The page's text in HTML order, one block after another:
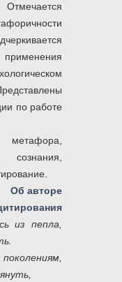
применения
по работе
метафора,
Об авторе
из пепла,